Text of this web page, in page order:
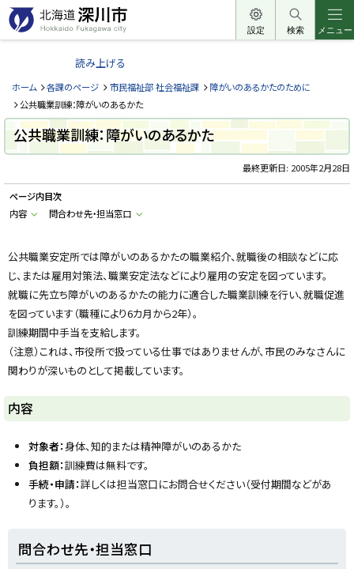
本
文
へ
ー
北
道
深
川
市
H
k
a
d
u
k
a
a
w
a
c
i
y
設定 検索 メニュー
読み上げる
ホーム 各課のページ 市民福祉部 社会福祉課
障がいのあるかたのために
公共職業訓練：障がいのあるかた
公共職業訓練：障がいのあるかた
最終更新日: 2005年2月28日
ページ内目次
内容
問合わせ先・担当窓口
公共職業安定所では障がいのあるかたの職業紹介、就職後の相談などに応
じ、または雇用対策法、職業安定法などにより雇用の安定を図っています。
就職に先立ち障がいのあるかたの能力に適合した職業訓練を行い、就職促進
を図っています（職種により6カ月から2年）。
訓練期間中手当を支給します。
（注意）これは、市役所で扱っている仕事ではありませんが、市民のみなさんに
関わりが深いものとして掲載しています。
内容
対象者：身体、知的または精神障がいのあるかた
負担額：訓練費は無料です。
手続・申請：詳しくは担当窓口にお問合せください（受付期間などがあ
ります。）。
問合わせ先・担当窓口